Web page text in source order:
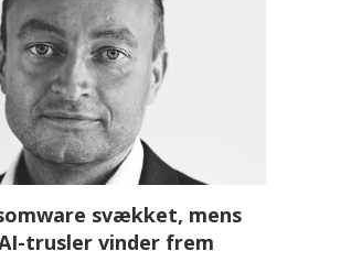
svækket, mens
trusler vinder frem